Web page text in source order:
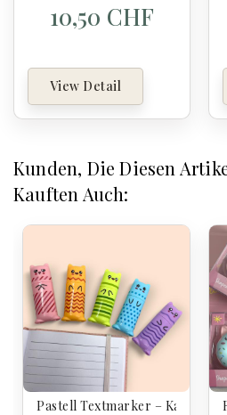
10,50 CHF
View Detail
Kunden, Die Diesen
Kauften Auch:
Pastell Textmarker – Kawaii